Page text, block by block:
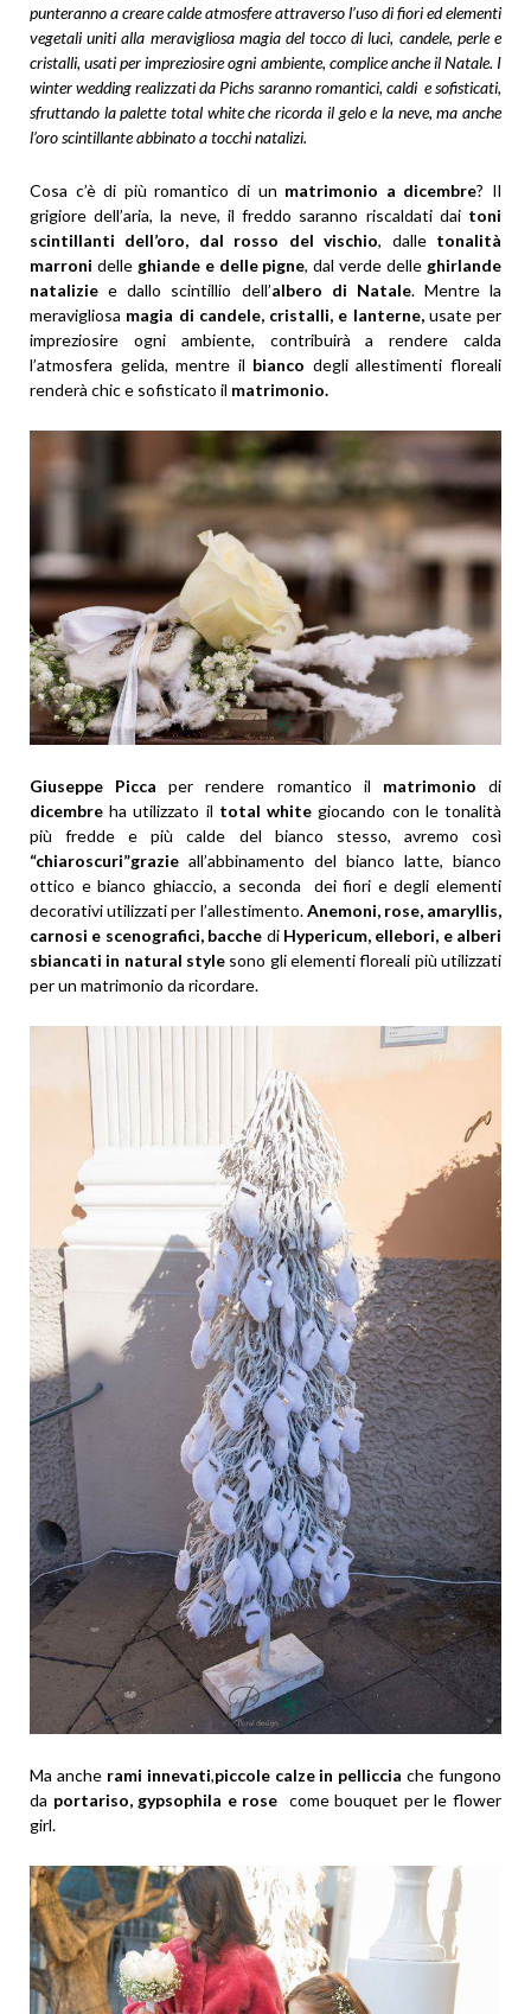
punteranno a creare calde atmosfere attraverso l’uso di fiori ed elementi
vegetali uniti alla meravigliosa magia del tocco di luci, candele, perle e
cristalli, usati per impreziosire ogni ambiente, complice anche il Natale. I
winter wedding realizzati da Pichs saranno romantici, caldi e sofisticati,
sfruttando la palette total white che ricorda il gelo e la neve, ma anche
l’oro scintillante abbinato a tocchi natalizi.
Cosa c’è di più romantico di un matrimonio a dicembre? Il
grigiore dell’aria, la neve, il freddo saranno riscaldati dai toni
scintillanti dell’oro, dal rosso del vischio, dalletonalità
marroni delle ghiande e delle pigne, dal verde delle ghirlande
natalizie e dallo scintillio dell’albero di Natale. Mentre la
meravigliosa magia di candele, cristalli, e lanterne,usate per
impreziosire ogni ambiente, contribuirà a rendere calda
l’atmosfera gelida, mentre il bianco degli allestimenti floreali
renderà chic e sofisticato il matrimonio.
Giuseppe Picca per rendere romantico il matrimonio di
dicembre ha utilizzato il total white giocando con le tonalità
più fredde e più calde del bianco stesso, avremo così
“chiaroscuri”grazie all’abbinamento del bianco latte, bianco
ottico e bianco ghiaccio, a seconda dei fiori e degli elementi
decorativi utilizzati per l’allestimento.Anemoni, rose, amaryllis,
carnosi e scenografici, bacche di Hypericum, ellebori, e alberi
sbiancati in natural style sono gli elementi floreali più utilizzati
per un matrimonio da ricordare.
Ma ancherami innevati,piccole calze in pelliccia che fungono
da portariso, gypsophila e rose come bouquet per le flower
girl.